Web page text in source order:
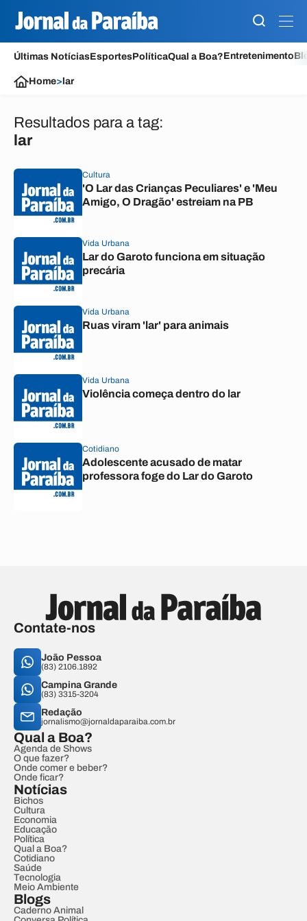
Últimas NotíciasEsportesPolíticaQual a Boa?Entretenimento
Home> lar
Resultados para a tag:
lar
Cultura
'O Lar das Crianças Peculiares' e 'Meu
Amigo, O Dragão' estreiam na PB
Vida Urbana
Lar do Garoto funciona em situação
precária
Vida Urbana
Ruas viram 'lar' para animais
Vida Urbana
Violência começa dentro do lar
Cotidiano
Adolescente acusado de matar
professora foge do Lar do Garoto
Contate-nos
João Pessoa
(83) 2106.1892
Campina Grande
(83) 3315-3204
Redação
jornalismo@jornaldaparaiba.com.br
Qual a Boa?
Agenda de Shows
O que fazer?
Onde comer e beber?
Onde ficar?
Notícias
Bichos
Cultura
Economia
Educação
Política
Qual a Boa?
Cotidiano
Saúde
Tecnologia
Meio Ambiente
Blogs
Caderno Animal